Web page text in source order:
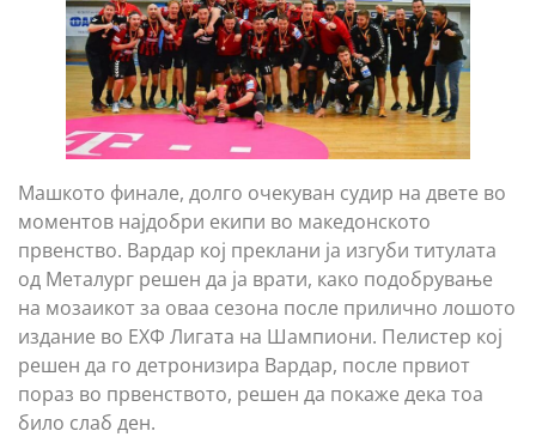
Машкото финале, долго очекуван судир на двете во
моментов најдобри екипи во македонското
првенство. Вардар кој преклани ја изгуби титулата
од Металург решен да ја врати, како подобрување
на мозаикот за оваа сезона после прилично лошото
издание во ЕХФ Лигата на Шампиони. Пелистер кој
решен да го детронизира Вардар, после првиот
пораз во првенството, решен да покаже дека тоа
било слаб ден.